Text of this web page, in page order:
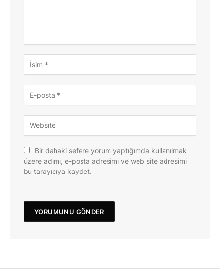
Bir dahaki sefere yorum yaptığımda kullanılmak
üzere adımı, e-posta adresimi ve web site adresimi
bu tarayıcıya kaydet.